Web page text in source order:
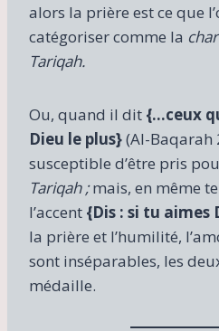
alors la prière est ce que
catégoriser comme la
Tariqah.
Ou, quand il dit {…ceux
Dieu le plus}(Al-Baqarah
susceptible d’être pris
Tariqah ;mais, en même
l’accent {Dis : si tu aimes
la prière et l’humilité,
sont inséparables, les
médaille.